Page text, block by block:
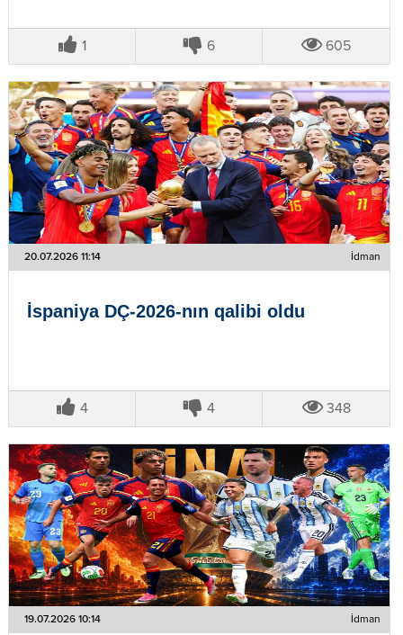
1 6 605
20.07.2026 11:14 İdman
İspaniya DÇ-2026-nın qalibi oldu
4 4 348
19.07.2026 10:14 İdman